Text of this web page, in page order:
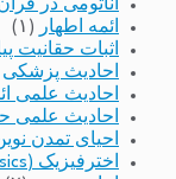
آناتومی در
ائمه اطهار
(۱)
اثبات حقانیت
احادیث پزشکی
احادیث علمی
احادیث
احیای تمدن
اخترفیزیک (Astrophysics)